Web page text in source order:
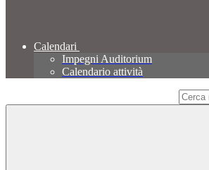
Calendari
Impegni Auditorium
Calendario attività